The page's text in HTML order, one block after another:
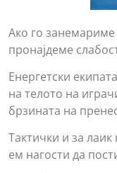
Ако го
пронајдеме
Енергетски
на телото на
брзината на
Тактички и за
ем нагости да